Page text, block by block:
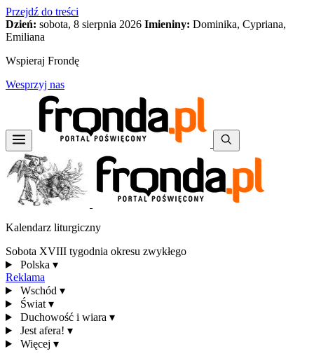
Przejdź do treści
Dzień: sobota, 8 sierpnia 2026 Imieniny: Dominika, Cypriana,
Emiliana
Wspieraj Frondę
Wesprzyj nas
Kalendarz liturgiczny
Sobota XVIII tygodnia okresu zwykłego
Polska ▾
Reklama
Wschód ▾
Świat ▾
Duchowość i wiara ▾
Jest afera! ▾
Więcej ▾